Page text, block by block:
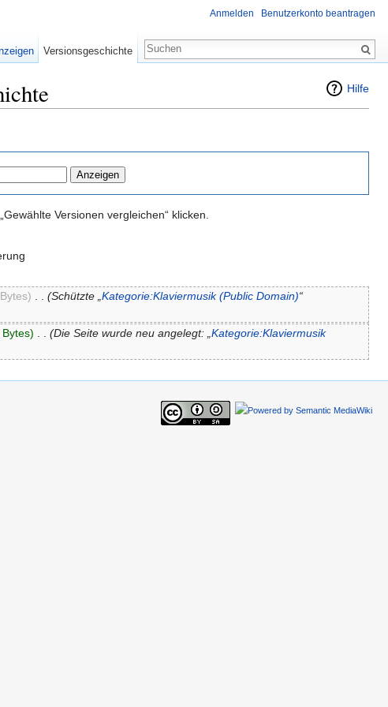
Hilfe
Versionen vergleichen“ klicken.
(Schützte „ Kategorie:Klaviermusik (Public Domain)“
. . (Die Seite wurde neu angelegt: „Kategorie:Klaviermusik
Anmelden Benutzerkonto beantragen
Versionsgeschichte